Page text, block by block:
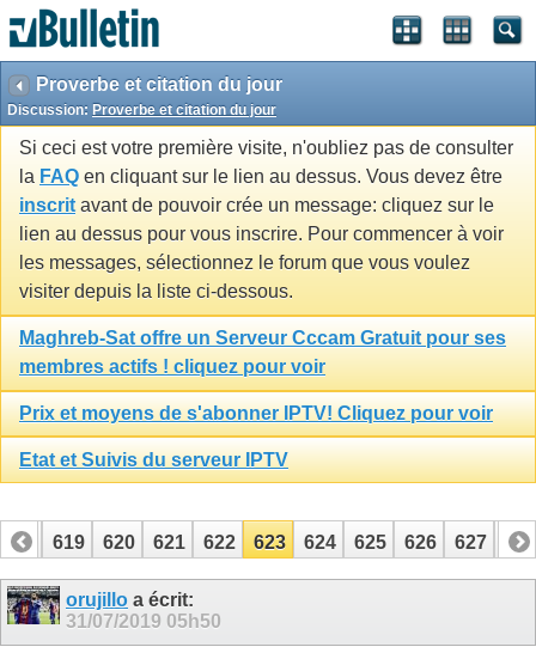
Proverbe et citation du jour
Discussion: Proverbe et citation du jour
Si ceci est votre première visite, n'oubliez pas de consulter
la FAQ en cliquant sur le lien au dessus. Vous devez être
inscrit avant de pouvoir crée un message: cliquez sur le
lien au dessus pour vous inscrire. Pour commencer à voir
les messages, sélectionnez le forum que vous voulez
visiter depuis la liste ci-dessous.
Maghreb-Sat offre un Serveur Cccam Gratuit pour ses
membres actifs ! cliquez pour voir
Prix et moyens de s'abonner IPTV! Cliquez pour voir
Etat et Suivis du serveur IPTV
618 619 620 621 622 623 624 625 626 627 628
638 639orujillo a écrit:
31/07/2019 05h50